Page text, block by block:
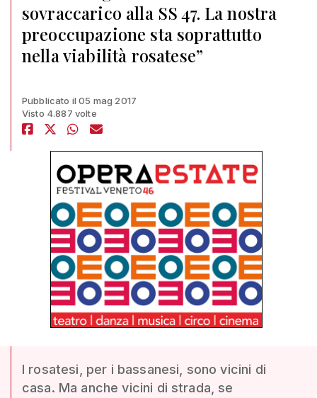
sovraccarico alla SS 47. La nostra
preoccupazione sta soprattutto
nella viabilità rosatese”
Pubblicato il 05 mag 2017
Visto 4.887 volte
I rosatesi, per i bassanesi, sono vicini di
casa. Ma anche vicini di strada, se